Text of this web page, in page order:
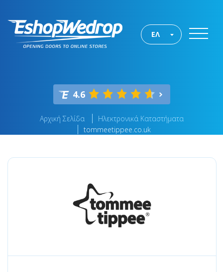
ΕΛ
4.6
Αρχική Σελίδα
Ηλεκτρονικά Καταστήματα
tommeetippee.co.uk